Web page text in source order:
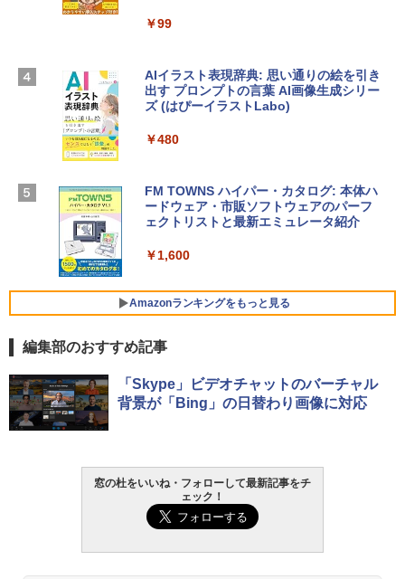
スプレイ、16GBユニファイドメモリ、1
D - ミッドナイト
￥278,800
SSD インテル Core 5
￥129,800
Core i5/16GB/SSD 512GB/ホワイト) FM
VWK3E15W_AZ
￥139,880
Microsoft Office Home & Business 202
4(最新 永続版)|オンラインコード版|Wind
Windows版 | Minecraft (マインクラフ
ト): Java & Bedrock Edition | オンライ
￥99
AIイラスト表現辞典: 思い通りの絵を引き
出す プロンプトの言葉 AI画像生成シリー
ズ (はぴーイラストLabo)
￥480
FM TOWNS ハイパー・カタログ: 本体ハ
ードウェア・市販ソフトウェアのパーフ
ェクトリストと最新エミュレータ紹介
￥1,600
Amazonランキングをもっと見る
Amazon Kindle - 目に優しい、かさばら
ない、大きな画面で読みやすい、6週間持
続バッテリー、6インチディスプレイ電子
￥16,980
Kindle Paperwhite シグニチャーエディ
るさ自動調整、色調調節ライト、12週間
編集部のおすすめ記事
「Skype」ビデオチャットのバーチャル
背景が「Bing」の日替わり画像に対応
窓の杜をいいね・フォローして最新記事をチ
ェック！